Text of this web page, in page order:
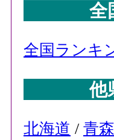
全
全国ランキ
他
北海道 / 青